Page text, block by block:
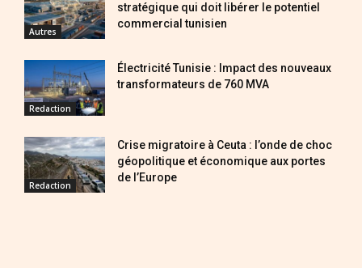
Autres
stratégique qui doit libérer le potentiel
commercial tunisien
Redaction
Électricité Tunisie : Impact des nouveaux
transformateurs de 760 MVA
Redaction
Crise migratoire à Ceuta : l’onde de choc
géopolitique et économique aux portes
de l’Europe